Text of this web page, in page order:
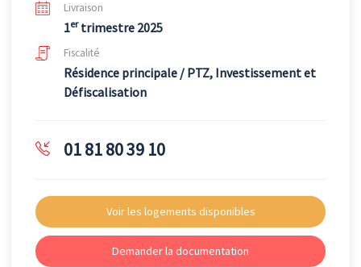
Livraison
1ertrimestre 2025
Fiscalité
Résidence principale / PTZ, Investissement et
Défiscalisation
01 81 80 39 10
Voir les logements disponibles
Demander la documentation